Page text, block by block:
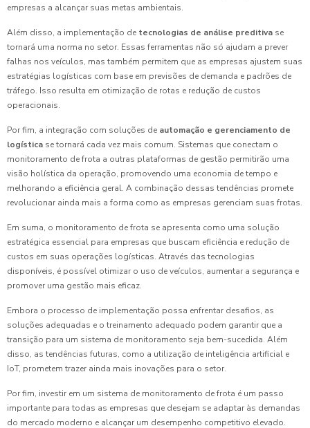
empresas a alcançar suas metas ambientais.
Além disso, a implementação de tecnologias de análise preditiva se
tornará uma norma no setor. Essas ferramentas não só ajudam a prever
falhas nos veículos, mas também permitem que as empresas ajustem suas
estratégias logísticas com base em previsões de demanda e padrões de
tráfego. Isso resulta em otimização de rotas e redução de custos
operacionais.
Por fim, a integração com soluções de automação e gerenciamento de
logística se tornará cada vez mais comum. Sistemas que conectam o
monitoramento de frota a outras plataformas de gestão permitirão uma
visão holística da operação, promovendo uma economia de tempo e
melhorando a eficiência geral. A combinação dessas tendências promete
revolucionar ainda mais a forma como as empresas gerenciam suas frotas.
Em suma, o monitoramento de frota se apresenta como uma solução
estratégica essencial para empresas que buscam eficiência e redução de
custos em suas operações logísticas. Através das tecnologias
disponíveis, é possível otimizar o uso de veículos, aumentar a segurança e
promover uma gestão mais eficaz.
Embora o processo de implementação possa enfrentar desafios, as
soluções adequadas e o treinamento adequado podem garantir que a
transição para um sistema de monitoramento seja bem-sucedida. Além
disso, as tendências futuras, como a utilização de inteligência artificial e
IoT, prometem trazer ainda mais inovações para o setor.
Por fim, investir em um sistema de monitoramento de frota é um passo
importante para todas as empresas que desejam se adaptar às demandas
do mercado moderno e alcançar um desempenho competitivo elevado.